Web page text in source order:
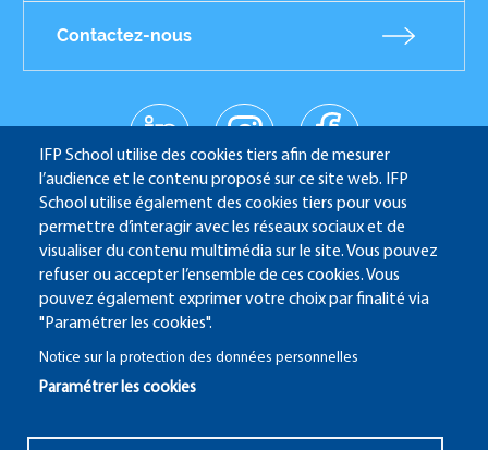
IFP School utilise des cookies tiers afin de mesurer
l’audience et le contenu proposé sur ce site web. IFP
School utilise également des cookies tiers pour vous
permettre d’interagir avec les réseaux sociaux et de
visualiser du contenu multimédia sur le site. Vous pouvez
refuser ou accepter l’ensemble de ces cookies. Vous
pouvez également exprimer votre choix par finalité via
"Paramétrer les cookies".
Notice sur la protection des données personnelles
Paramétrer les cookies
Contactez-nous
Réseaux
sociaux
linkedin
instagr
facebo
youtub
e
IFP School - 232 Avenue Napoléon Bonaparte - 92852
Rueil-Malmaison
ALUMNI SITE CANDIDATURE ECAMPUS